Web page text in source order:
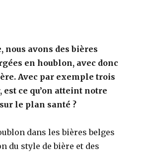
nous avons des bières
en houblon, avec donc
Avec par exemple trois
ce qu’on atteint notre
le plan santé ?
dans les bières belges
du style de bière et des